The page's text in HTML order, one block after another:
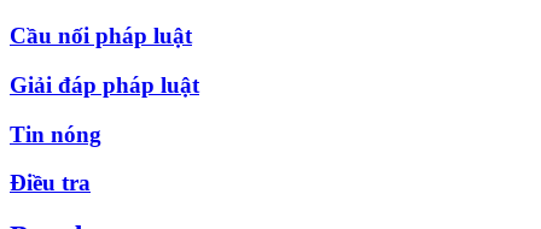
Cầu nối pháp luật
Giải đáp pháp luật
Tin nóng
Điều tra